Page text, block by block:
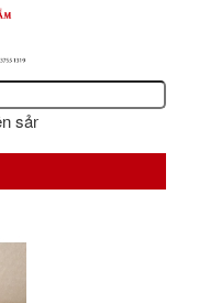
xuất các sản phẩm